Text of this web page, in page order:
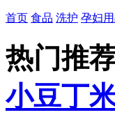
首页 食品 洗护 孕妇
热门推荐
小豆丁